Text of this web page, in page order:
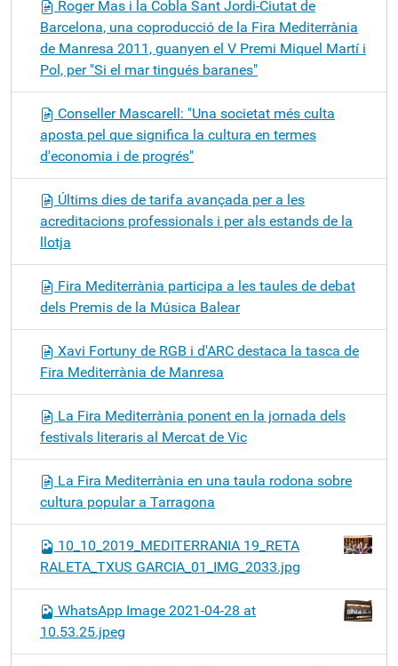
Roger Mas i la Cobla Sant Jordi-Ciutat de
Barcelona, una coproducció de la Fira Mediterrània
de Manresa 2011, guanyen el V Premi Miquel Martí i
Pol, per "Si el mar tingués baranes"
Conseller Mascarell: "Una societat més culta
aposta pel que significa la cultura en termes
d'economia i de progrés"
Últims dies de tarifa avançada per a les
acreditacions professionals i per als estands de la
llotja
Fira Mediterrània participa a les taules de debat
dels Premis de la Música Balear
Xavi Fortuny de RGB i d'ARC destaca la tasca de
Fira Mediterrània de Manresa
La Fira Mediterrània ponent en la jornada dels
festivals literaris al Mercat de Vic
La Fira Mediterrània en una taula rodona sobre
cultura popular a Tarragona
10_10_2019_MEDITERRANIA 19_RETA
RALETA_TXUS GARCIA_01_IMG_2033.jpg
WhatsApp Image 2021-04-28 at
10.53.25.jpeg